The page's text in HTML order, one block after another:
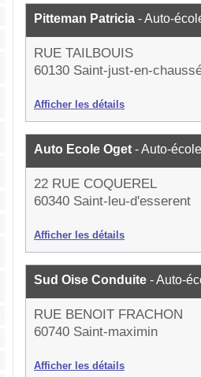
Pitteman Patricia - Auto-
RUE TAILBOUIS
60130 Saint-just-en-
Afficher les détails
Auto Ecole Oget - Auto-école
22 RUE COQUEREL
60340 Saint-leu-d'esserent
Afficher les détails
Sud Oise Conduite - Auto-
RUE BENOIT FRACHON
60740 Saint-maximin
Afficher les détails